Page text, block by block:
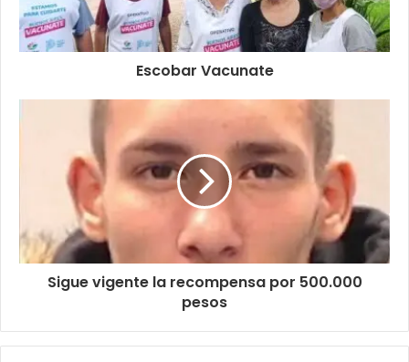
Escobar Vacunate
Sigue vigente la recompensa por 500.000
pesos